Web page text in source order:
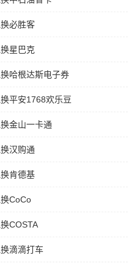
必胜客
星巴克
哈根达斯电子券
平安1768欢乐豆
金山一卡通
汉购通
肯德基
CoCo
COSTA
滴滴打车